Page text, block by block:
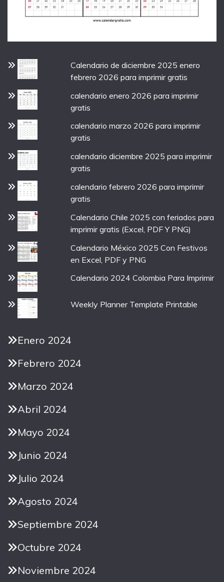
Calendario de diciembre 2025 enero
febrero 2026 para imprimir gratis
calendario enero 2026 para imprimir
gratis
calendario marzo 2026 para imprimir
gratis
calendario diciembre 2025 para imprimir
gratis
calendario febrero 2026 para imprimir
gratis
Calendario Chile 2025 con feriados para
imprimir gratis (Excel, PDF Y PNG)
Calendario México 2025 Con Festivos
en Excel, PDF y PNG
Calendario 2024 Colombia Para Imprimir
Weekly Planner Template Printable
Enero 2024
Febrero 2024
Marzo 2024
Abril 2024
Mayo 2024
Junio 2024
Julio 2024
Agosto 2024
Septiembre 2024
Octubre 2024
Noviembre 2024